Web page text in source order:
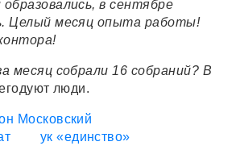
в сентябре
Целый месяц опыта работы!
месяц собрали 16 собраний? В
люди.
Московский
ук «единство»